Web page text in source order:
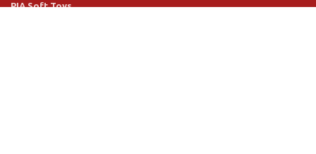
PIA Soft Toys